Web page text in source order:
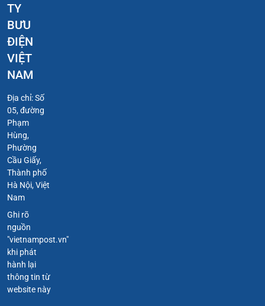
TY
BƯU
ĐIỆN
VIỆT
NAM
Địa chỉ: Số
05, đường
Phạm
Hùng,
Phường
Cầu Giấy,
Thành phố
Hà Nội, Việt
Nam
Ghi rõ
nguồn
"vietnampost.vn"
khi phát
hành lại
thông tin từ
website này